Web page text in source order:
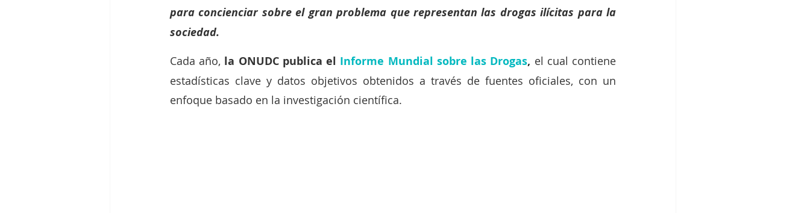
para concienciar sobre el gran problema que representan las drogas ilícitas para la
sociedad.
Cada año, la ONUDC publica el Informe Mundial sobre las Drogas, el cual contiene
estadísticas clave y datos objetivos obtenidos a través de fuentes oficiales, con un
enfoque basado en la investigación científica.